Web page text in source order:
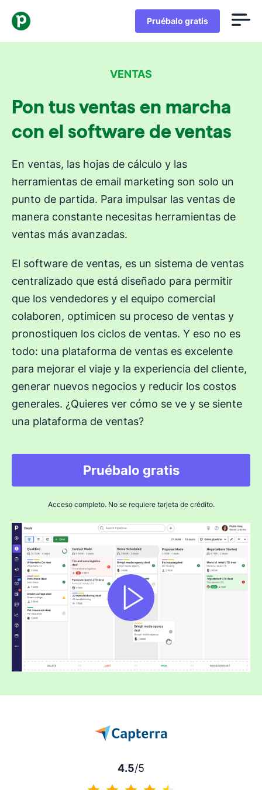
Pruébalo gratis
VENTAS
Pon tus ventas en marcha
con el software de ventas
En ventas, las hojas de cálculo y las
herramientas de email marketing son solo un
punto de partida. Para impulsar las ventas de
manera constante necesitas herramientas de
ventas más avanzadas.
El software de ventas, es un sistema de ventas
centralizado que está diseñado para permitir
que los vendedores y el equipo comercial
colaboren, optimicen su proceso de ventas y
pronostiquen los ciclos de ventas. Y eso no es
todo: una plataforma de ventas es excelente
para mejorar el viaje y la experiencia del cliente,
generar nuevos negocios y reducir los costos
generales. ¿Quieres ver cómo se ve y se siente
una plataforma de ventas?
Pruébalo gratis
Acceso completo. No se requiere tarjeta de crédito.
4.5/5